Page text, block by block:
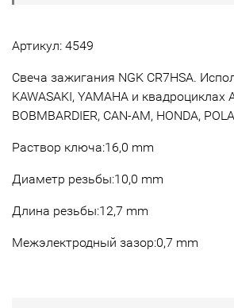
Артикул: 4549
Свеча зажигания NGK CR7HSA.
KAWASAKI, YAMAHA и квадроциклах
BOBMBARDIER, CAN-AM, HONDA,
Раствор ключа:16,0 mm
Диаметр резьбы:10,0 mm
Длина резьбы:12,7 mm
Межэлектродный зазор:0,7 mm